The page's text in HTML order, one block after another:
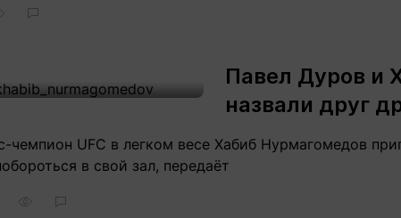
Павел Дуров и
назвали друг
чемпион UFC в легком весе Хабиб Нурмагомедов
в свой зал, передаёт